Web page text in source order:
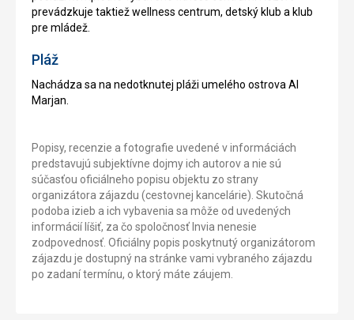
prevádzkuje taktiež wellness centrum, detský klub a klub
pre mládež.
Pláž
Nachádza sa na nedotknutej pláži umelého ostrova Al
Marjan.
Popisy, recenzie a fotografie uvedené v informáciách
predstavujú subjektívne dojmy ich autorov a nie sú
súčasťou oficiálneho popisu objektu zo strany
organizátora zájazdu (cestovnej kancelárie). Skutočná
podoba izieb a ich vybavenia sa môže od uvedených
informácií líšiť, za čo spoločnosť Invia nenesie
zodpovednosť. Oficiálny popis poskytnutý organizátorom
zájazdu je dostupný na stránke vami vybraného zájazdu
po zadaní termínu, o ktorý máte záujem.